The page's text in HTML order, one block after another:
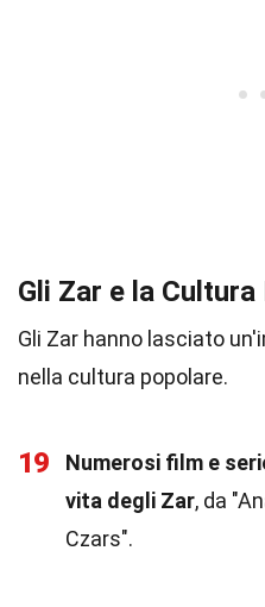
Gli Zar e la
Gli Zar hanno lasciato
nella cultura popolare.
19
Numerosi film e
vita degli Zar, da
Czars".